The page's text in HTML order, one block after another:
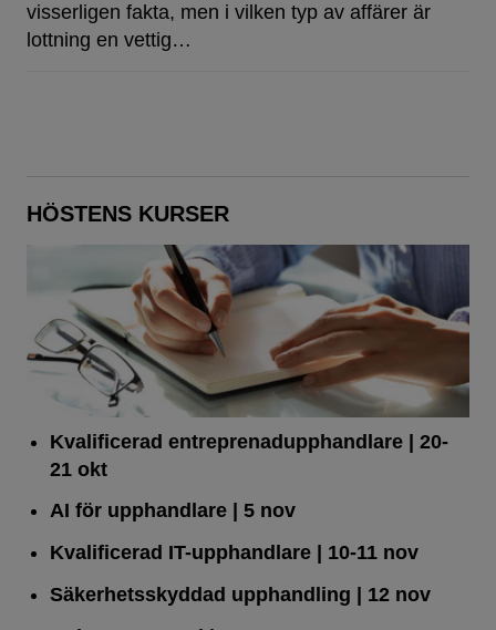
visserligen fakta, men i vilken typ av affärer är
lottning en vettig…
HÖSTENS KURSER
Kvalificerad entreprenad­upphandlare | 20-
21 okt
AI för upphandlare| 5 nov
Kvalificerad IT-upphandlare| 10-11 nov
Säkerhetsskyddad upphandling | 12 nov